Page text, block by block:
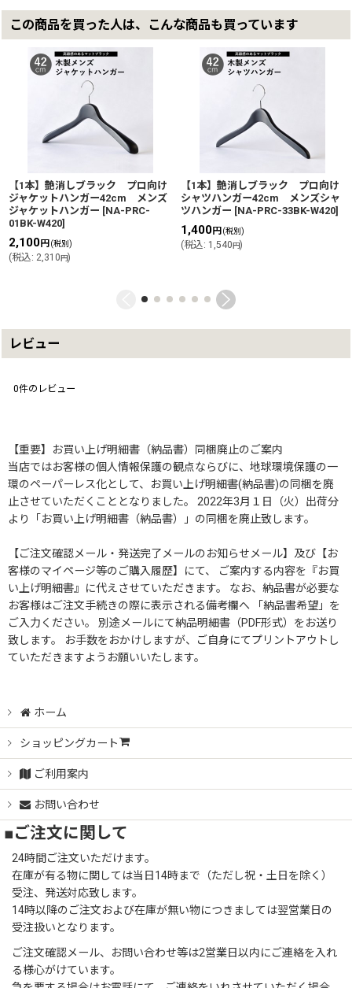
この商品を買った人は、こんな商品も買っています
【1本】艶消しブラック プロ向け
ジャケットハンガー42cm メンズ
ジャケットハンガー [NA-PRC-
01BK-W420]
2,100円(税別)
(税込: 2,310円)
【1本】艶消しブラック プロ向け
シャツハンガー42cm メンズシャ
ツハンガー [NA-PRC-33BK-W420]
1,400円(税別)
(税込: 1,540円)
レビュー
0件のレビュー
【重要】お買い上げ明細書（納品書）同梱廃止のご案内
当店ではお客様の個人情報保護の観点ならびに、地球環境保護の一
環のペーパーレス化として、お買い上げ明細書(納品書)の同梱を廃
止させていただくこととなりました。 2022年3月１日（火）出荷分
より「お買い上げ明細書（納品書）」の同梱を廃止致します。
【ご注文確認メール・発送完了メールのお知らせメール】及び【お
客様のマイページ等のご購入履歴】にて、 ご案内する内容を『お買
い上げ明細書』に代えさせていただきます。 なお、納品書が必要な
お客様はご注文手続きの際に表示される備考欄へ 「納品書希望」を
ご入力ください。 別途メールにて納品明細書（PDF形式）をお送り
致します。 お手数をおかけしますが、ご自身にてプリントアウトし
ていただきますようお願いいたします。
ホーム
ショッピングカート
ご利用案内
お問い合わせ
■ご注文に関して
24時間ご注文いただけます。
在庫が有る物に関しては当日14時まで（ただし祝・土日を除く）
受注、発送対応致します。
14時以降のご注文および在庫が無い物につきましては翌営業日の
受注扱いとなります。
ご注文確認メール、お問い合わせ等は2営業日以内にご連絡を入れ
る様心がけています。